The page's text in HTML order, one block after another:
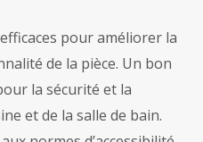
pour améliorer la
de la pièce. Un bon
la sécurité et la
et de la salle de bain.